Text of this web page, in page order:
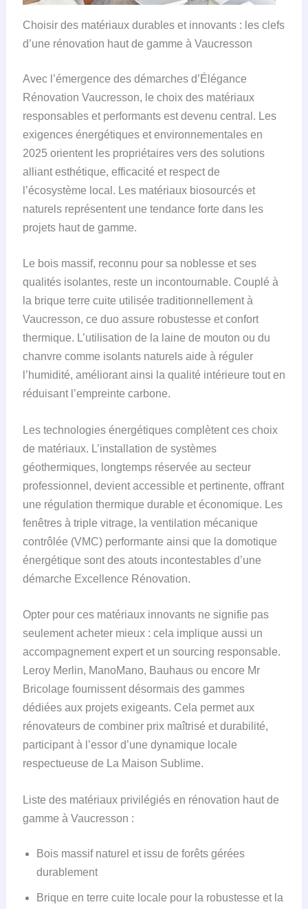
Choisir des matériaux durables et innovants : les clefs
d’une rénovation haut de gamme à Vaucresson
Avec l’émergence des démarches d’Élégance
Rénovation Vaucresson, le choix des matériaux
responsables et performants est devenu central. Les
exigences énergétiques et environnementales en
2025 orientent les propriétaires vers des solutions
alliant esthétique, efficacité et respect de
l’écosystème local. Les matériaux biosourcés et
naturels représentent une tendance forte dans les
projets haut de gamme.
Le bois massif, reconnu pour sa noblesse et ses
qualités isolantes, reste un incontournable. Couplé à
la brique terre cuite utilisée traditionnellement à
Vaucresson, ce duo assure robustesse et confort
thermique. L’utilisation de la laine de mouton ou du
chanvre comme isolants naturels aide à réguler
l’humidité, améliorant ainsi la qualité intérieure tout en
réduisant l’empreinte carbone.
Les technologies énergétiques complètent ces choix
de matériaux. L’installation de systèmes
géothermiques, longtemps réservée au secteur
professionnel, devient accessible et pertinente, offrant
une régulation thermique durable et économique. Les
fenêtres à triple vitrage, la ventilation mécanique
contrôlée (VMC) performante ainsi que la domotique
énergétique sont des atouts incontestables d’une
démarche Excellence Rénovation.
Opter pour ces matériaux innovants ne signifie pas
seulement acheter mieux : cela implique aussi un
accompagnement expert et un sourcing responsable.
Leroy Merlin, ManoMano, Bauhaus ou encore Mr
Bricolage fournissent désormais des gammes
dédiées aux projets exigeants. Cela permet aux
rénovateurs de combiner prix maîtrisé et durabilité,
participant à l’essor d’une dynamique locale
respectueuse de La Maison Sublime.
Liste des matériaux privilégiés en rénovation haut de
gamme à Vaucresson :
Bois massif naturel et issu de forêts gérées
durablement
Brique en terre cuite locale pour la robustesse et la